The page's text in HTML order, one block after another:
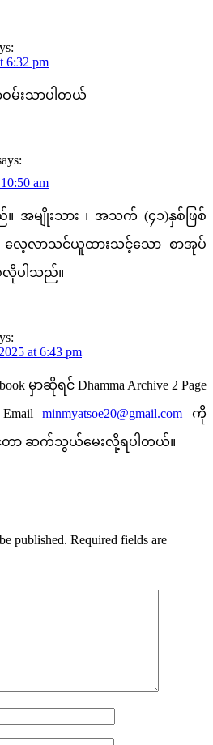
6:32 pm
မ်းသာပါတယ်
am
အမျိုးသား ၊ အသက် (၄၁)နှစ်ဖြစ်
လေ့လာသင်ယူထားသင့်သော စာအုပ်
ေလိုပါသည်။
at 6:43 pm
မှာဆိုရင် Dhamma Archive 2 Page
Emailminmyatsoe20@gmail.com ကို
ျင်တာ ဆက်သွယ်မေးလို့ရပါတယ်။
published. Required fields are